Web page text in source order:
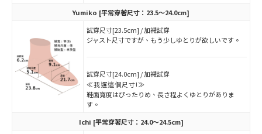
Yumiko [平常穿著尺寸：23.5～24.0cm]
試穿尺寸[23.5cm] / 加襪試穿
ジャスト尺寸ですが、もう少しゆとりが欲しいです。
試穿尺寸[24.0cm] / 加襪試穿
≪我選這個尺寸!≫
鞋面寬度はぴったりめ、長さ程よくゆとりがありま
す。
Ichi [平常穿著尺寸：24.0～24.5cm]